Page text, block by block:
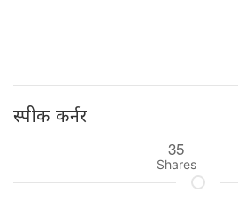
स्पीक कर्नर
35
Shares